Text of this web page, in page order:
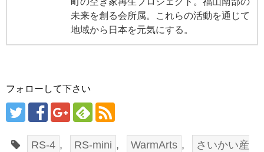
未来を創る会所属。これらの活動を通じて
地域から日本を元気にする。
フォローして下さい
RS-4 , RS-mini , WarmArts ,
さいかい産